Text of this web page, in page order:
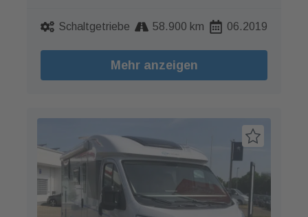
Schaltgetriebe 58.900 km 06.2019
Mehr anzeigen